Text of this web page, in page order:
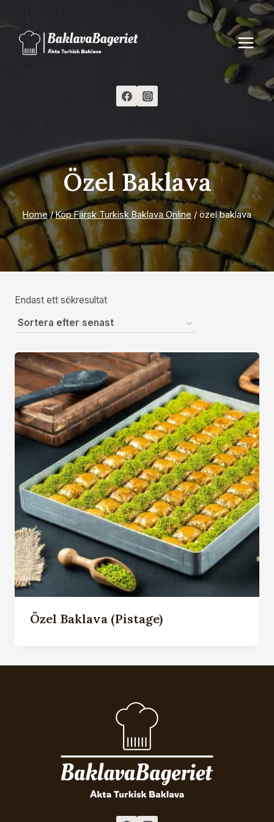
to
content
Özel Baklava
Home / Köp Färsk Turkisk Baklava Online / özel baklava
Endast ett sökresultat
Özel Baklava (Pistage)